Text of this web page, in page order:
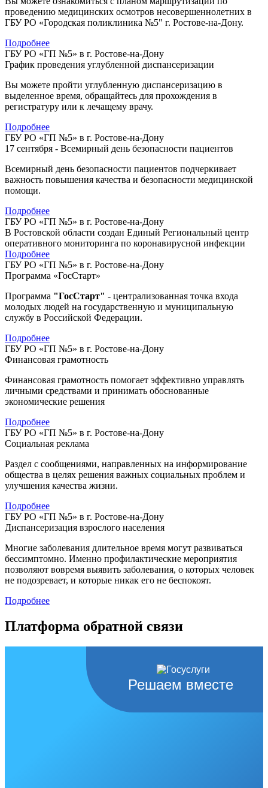
проведению медицинских осмотров несовершеннолетних в
ГБУ РО «Городская поликлиника №5" г. Ростове-на-Дону.
Подробнее
ГБУ РО «ГП №5» в г. Ростове-на-Дону
График проведения углубленной диспансеризации
Вы можете пройти углубленную диспансеризацию в
выделенное время, обращайтесь для прохождения в
регистратуру или к лечащему врачу.
Подробнее
ГБУ РО «ГП №5» в г. Ростове-на-Дону
17 сентября - Всемирный день безопасности пациентов
Всемирный день безопасности пациентов подчеркивает
важность повышения качества и безопасности медицинской
помощи.
Подробнее
ГБУ РО «ГП №5» в г. Ростове-на-Дону
В Ростовской области создан Единый Региональный центр
оперативного мониторинга по коронавирусной инфекции
Подробнее
ГБУ РО «ГП №5» в г. Ростове-на-Дону
Программа «ГосСтарт»
Программа "ГосСтарт" - централизованная точка входа
молодых людей на государственную и муниципальную
службу в Российской Федерации.
Подробнее
ГБУ РО «ГП №5» в г. Ростове-на-Дону
Финансовая грамотность
Финансовая грамотность помогает эффективно управлять
личными средствами и принимать обоснованные
экономические решения
Подробнее
ГБУ РО «ГП №5» в г. Ростове-на-Дону
Социальная реклама
Раздел с сообщениями, направленных на информирование
общества в целях решения важных социальных проблем и
улучшения качества жизни.
Подробнее
ГБУ РО «ГП №5» в г. Ростове-на-Дону
Диспансеризация взрослого населения
Многие заболевания длительное время могут развиваться
бессимптомно. Именно профилактические мероприятия
позволяют вовремя выявить заболевания, о которых человек
не подозревает, и которые никак его не беспокоят.
Подробнее
Платформа обратной связи
Решаем вместе